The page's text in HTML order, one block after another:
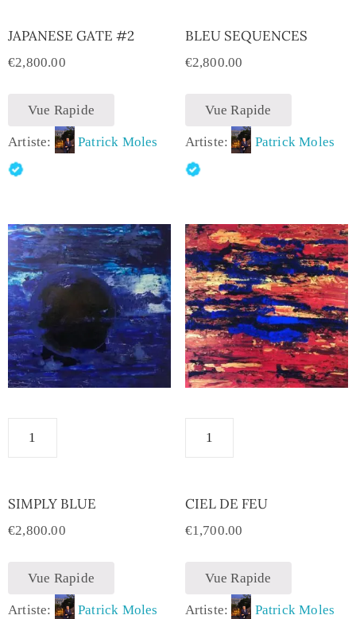
JAPANESE GATE #2
€2,800.00
Vue Rapide
Artiste: Patrick Moles
BLEU SEQUENCES
€2,800.00
Vue Rapide
Artiste: Patrick Moles
SIMPLY BLUE
€2,800.00
Vue Rapide
Artiste: Patrick Moles
CIEL DE FEU
€1,700.00
Vue Rapide
Artiste: Patrick Moles